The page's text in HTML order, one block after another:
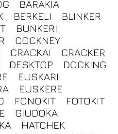
BARAKIA
BERKELI
BLINKER
BUNKERI
COCKNEY
CRACKAI
CRACKER
DESKTOP
DOCKING
EUSKARI
EUSKERE
FONOKIT
FOTOKIT
GIUDOKA
HATCHEK